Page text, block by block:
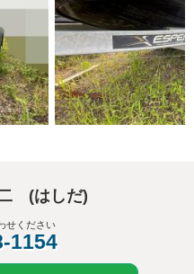
(はしだ)
せください
1154